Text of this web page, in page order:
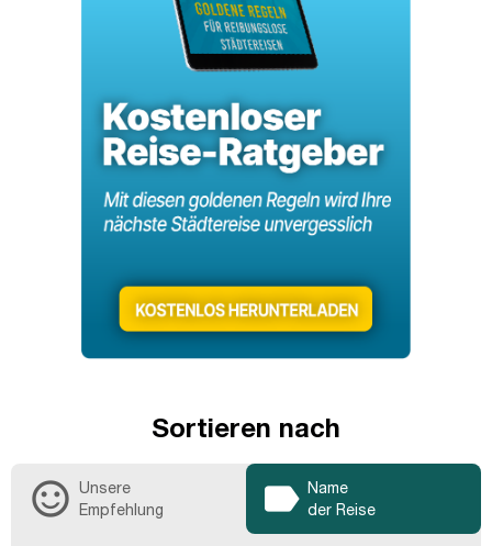
Sortieren nach
sentiment_satisfied_alt
Unsere
Empfehlung
label Name
der Reise